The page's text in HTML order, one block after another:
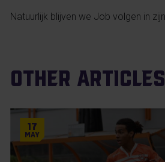
Natuurlijk blijven we Job volgen in
Other articles
17
May